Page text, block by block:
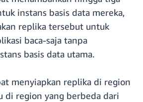
instans basis data mereka,
replika tersebut untuk
baca-saja tanpa
basis data utama.
menyiapkan replika di region
di region yang berbeda dari